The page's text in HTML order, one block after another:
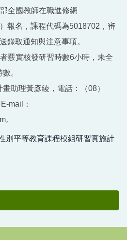
全國教師在職進修網
報名，課程代碼為5018702，審
錄取通知與注意事項。
覈實核發研習時數6小時，未全
。
助理黃彥綾，電話：（08）
mail：
。
別平等教育課程模組研習實施計